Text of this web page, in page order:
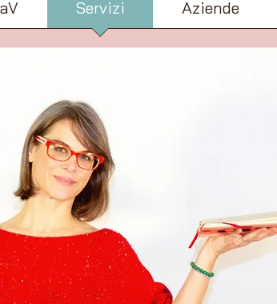
Servizi Aziende